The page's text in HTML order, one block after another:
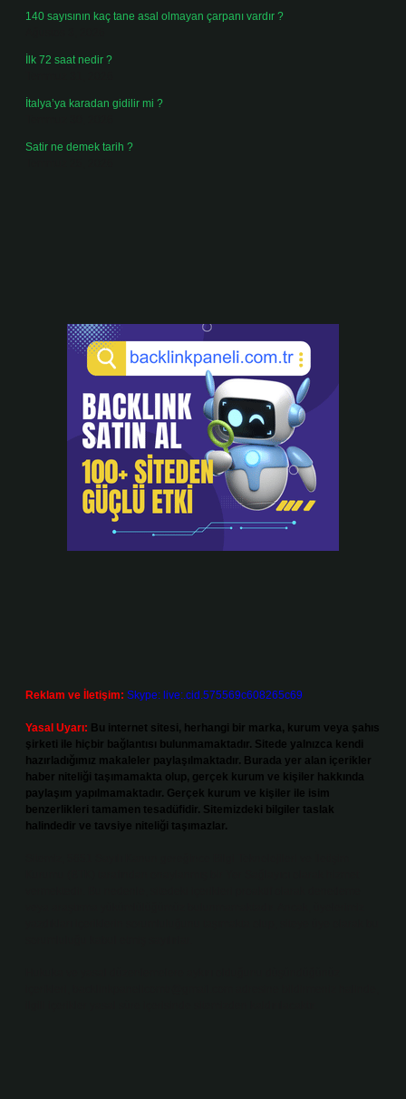
140 sayısının kaç tane asal olmayan çarpanı vardır ?
İlk 72 saat nedir ?
İtalya’ya karadan gidilir mi ?
Satir ne demek tarih ?
Reklam ve İletişim: Skype: live:.cid.575569c608265c69
Yasal Uyarı: Bu internet sitesi, herhangi bir marka, kurum veya şahıs
şirketi ile hiçbir bağlantısı bulunmamaktadır. Sitede yalnızca kendi
hazırladığımız makaleler paylaşılmaktadır. Burada yer alan içerikler
haber niteliği taşımamakta olup, gerçek kurum ve kişiler hakkında
paylaşım yapılmamaktadır. Gerçek kurum ve kişiler ile isim
benzerlikleri tamamen tesadüfidir. Sitemizdeki bilgiler taslak
halindedir ve tavsiye niteliği taşımazlar.